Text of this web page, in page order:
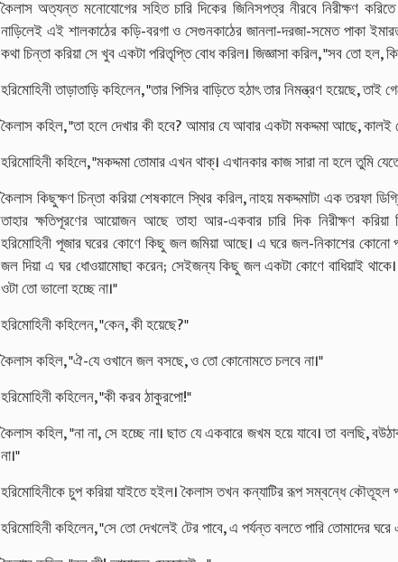
কৈলাস অত্যন্ত মনোযোগের সহিত চারি দিকের জিনিসপত্র নীরবে নিরীক্ষণ
নাড়িলেই এই শালকাঠের কড়ি-বরগা ও সেগুনকাঠের জানলা-দরজা-সমেত পাকা
কথা চিন্তা করিয়া সে খুব একটা পরিতৃপ্তি বোধ করিল। জিজ্ঞাসা করিল, "সব তো হল,
হরিমোহিনী তাড়াতাড়ি কহিলেন, "তার পিসির বাড়িতে হঠাৎ তার নিমন্ত্রণ হয়েছে, তাই
কৈলাস কহিল, "তা হলে দেখার কী হবে? আমার যে আবার একটা মকদ্দমা আছে, কালই
হরিমোহিনী কহিলে, "মকদ্দমা তোমার এখন থাক্‌। এখানকার কাজ সারা না হলে তুমি
কৈলাস কিছুক্ষণ চিন্তা করিয়া শেষকালে স্থির করিল, নাহয় মকদ্দমাটা এক তরফা
তাহার ক্ষতিপূরণের আয়োজন আছে তাহা আর-একবার চারি দিক নিরীক্ষণ করিয়া
হরিমোহিনী পূজার ঘরের কোণে কিছু জল জমিয়া আছে। এ ঘরে জল-নিকাশের কোনো
জল দিয়া এ ঘর ধোওয়ামোছা করেন; সেইজন্য কিছু জল একটা কোণে বাধিয়াই
ওটা তো ভালো হচ্ছে না।"
হরিমোহিনী কহিলেন, "কেন, কী হয়েছে?"
কৈলাস কহিল, "ঐ-যে ওখানে জল বসছে, ও তো কোনোমতে চলবে না।"
হরিমোহিনী কহিলেন, "কী করব ঠাকুরপো!"
কৈলাস কহিল, "না না, সে হচ্ছে না। ছাত যে একবারে জখম হয়ে যাবে। তা বলছি,
না।"
হরিমোহিনীকে চুপ করিয়া যাইতে হইল। কৈলাস তখন কন্যাটির রূপ সম্বন্ধে কৌতূহল
হরিমোহিনী কহিলেন, "সে তো দেখলেই টের পাবে, এ পর্যন্ত বলতে পারি তোমাদের